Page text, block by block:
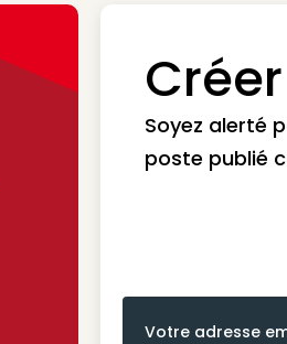
Soyez alerté
poste publié
Votre adresse